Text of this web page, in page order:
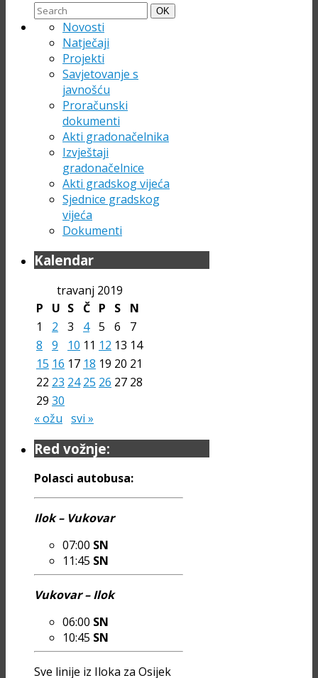
Search
for:
Search
OK
Novosti
Natječaji
Projekti
Savjetovanje s
javnošću
Proračunski
dokumenti
Akti gradonačelnika
Izvještaji
gradonačelnice
Akti gradskog vijeća
Sjednice gradskog
vijeća
Dokumenti
Kalendar
travanj 2019
P
U S Č P S
N
1
2 3 4 5 6
7
8
9 10 11 12 13 14
15 16 17 18 19 20 21
22 23 24 25 26 27 28
29 30
« ožu svi »
Red vožnje:
Polasci autobusa:
Ilok – Vukovar
07:00 SN
11:45 SN
Vukovar – Ilok
06:00 SN
10:45 SN
Sve linije iz Iloka za Osijek